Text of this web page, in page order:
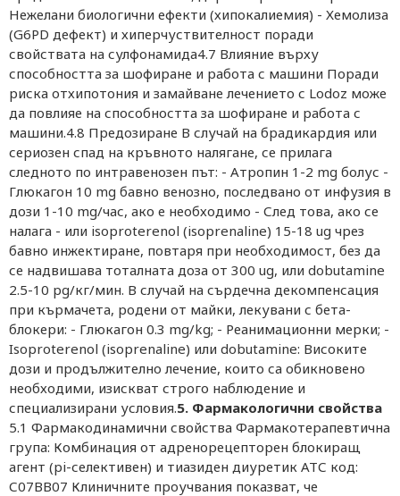
5. Фармакологични свойства
5.1 Фармакодинамични свойства Фармакотерапевтична
група: Комбинация от адренорецепторен блокиращ
агент (pi-селективен) и тиазиден диуретик АТС код:
С07ВВ07 Клиничните проучвания показват, че